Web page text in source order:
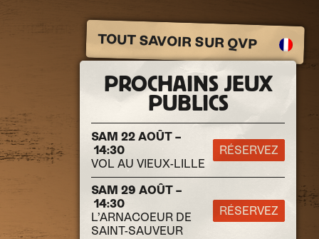
TOUT SAVOIR SUR QVP
PROCHAINS JEUX
PUBLICS
SAM 22 AOÛT –
14:30
VOL AU VIEUX-LILLE
RÉSERVEZ
SAM 29 AOÛT –
14:30
L’ARNACOEUR DE
SAINT-SAUVEUR
RÉSERVEZ